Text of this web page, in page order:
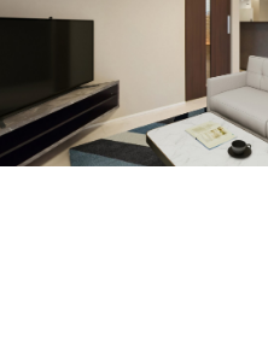
した洗面化粧台